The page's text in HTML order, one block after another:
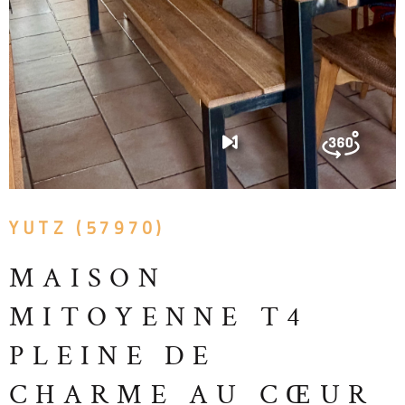
YUTZ (57970)
MAISON
MITOYENNE T4
PLEINE DE
CHARME AU CŒUR